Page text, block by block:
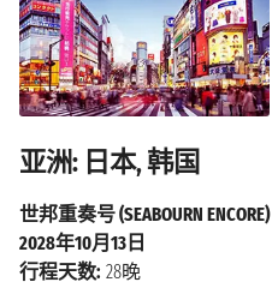
亚洲: 日本, 韩国
世邦重奏号 (SEABOURN ENCORE)|
2028年10月13日
行程天数: 28晚